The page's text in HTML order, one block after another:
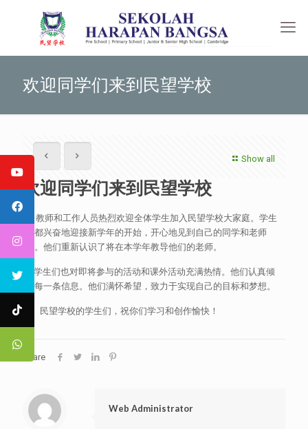
欢迎同学们来到民望学校
Show all
欢迎同学们来到民望学校
教师和工作人员热烈欢迎全体学生加入民望学校大家庭。学生
们都兴奋地迎接新学年的开始，开心地见到自己的同学和老师
们。他们重新认识了将在本学年教导他们的老师。
学生们也对即将参与的活动和课外活动充满热情。他们认真倾
听每一条信息。他们满怀希望，致力于实现自己的目标和梦想。
民望学校的学生们，祝你们学习和创作愉快！
Share
Web Administrator